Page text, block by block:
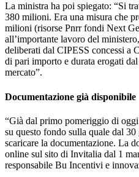
La ministra ha poi spiegato: “Si
380 milioni. Era una misura che
milioni (risorse Pnrr fondi Next
all’importante lavoro del
deliberati dal CIPESS concessi a
di pari importo e durata erogati
mercato”.
Documentazione già disponibile
“Già dal primo pomeriggio di
su questo fondo sulla quale dal
scaricare la documentazione. La
online sul sito di Invitalia dal 1
responsabile Bu Incentivi e